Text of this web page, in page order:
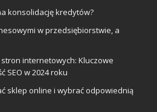
konsolidację kredytów?
w przedsiębiorstwie, a
internetowych: Kluczowe
SEO w 2024 roku
sklep online i wybrać odpowiednią